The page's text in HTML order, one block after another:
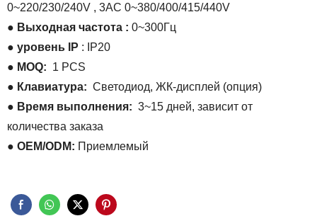
0~220/230/240V , 3AC 0~380/400/415/440V
● Выходная частота : 0~300Гц
● уровень IP : IP20
● MOQ: 1 PCS
● Клавиатура: Светодиод, ЖК-дисплей (опция)
● Время выполнения: 3~15 дней, зависит от
количества заказа
● OEM/ODM: Приемлемый